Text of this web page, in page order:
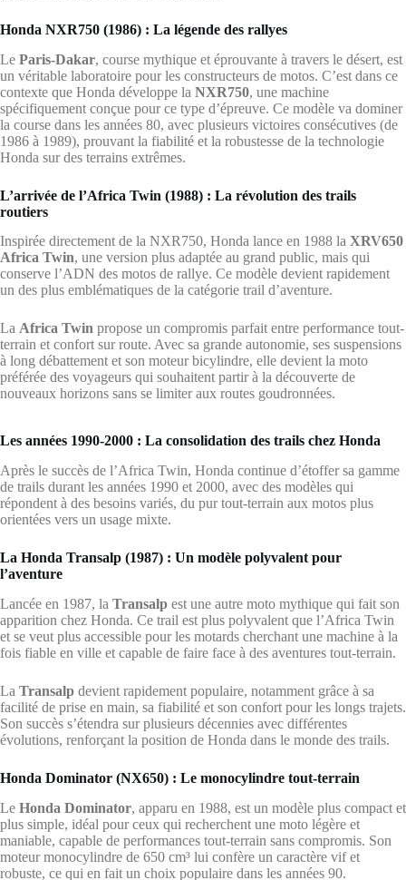
Honda NXR750 (1986) : La légende des rallyes
Le Paris-Dakar, course mythique et éprouvante à travers le désert, est
un véritable laboratoire pour les constructeurs de motos. C’est dans ce
contexte que Honda développe la NXR750, une machine
spécifiquement conçue pour ce type d’épreuve. Ce modèle va dominer
la course dans les années 80, avec plusieurs victoires consécutives (de
1986 à 1989), prouvant la fiabilité et la robustesse de la technologie
Honda sur des terrains extrêmes.
L’arrivée de l’Africa Twin (1988) : La révolution des trails
routiers
Inspirée directement de la NXR750, Honda lance en 1988 la XRV650
Africa Twin, une version plus adaptée au grand public, mais qui
conserve l’ADN des motos de rallye. Ce modèle devient rapidement
un des plus emblématiques de la catégorie trail d’aventure.
La Africa Twin propose un compromis parfait entre performance tout-
terrain et confort sur route. Avec sa grande autonomie, ses suspensions
à long débattement et son moteur bicylindre, elle devient la moto
préférée des voyageurs qui souhaitent partir à la découverte de
nouveaux horizons sans se limiter aux routes goudronnées.
Les années 1990-2000 : La consolidation des trails chez Honda
Après le succès de l’Africa Twin, Honda continue d’étoffer sa gamme
de trails durant les années 1990 et 2000, avec des modèles qui
répondent à des besoins variés, du pur tout-terrain aux motos plus
orientées vers un usage mixte.
La Honda Transalp (1987) : Un modèle polyvalent pour
l’aventure
Lancée en 1987, la Transalp est une autre moto mythique qui fait son
apparition chez Honda. Ce trail est plus polyvalent que l’Africa Twin
et se veut plus accessible pour les motards cherchant une machine à la
fois fiable en ville et capable de faire face à des aventures tout-terrain.
La Transalp devient rapidement populaire, notamment grâce à sa
facilité de prise en main, sa fiabilité et son confort pour les longs trajets.
Son succès s’étendra sur plusieurs décennies avec différentes
évolutions, renforçant la position de Honda dans le monde des trails.
Honda Dominator (NX650) : Le monocylindre tout-terrain
Le Honda Dominator, apparu en 1988, est un modèle plus compact et
plus simple, idéal pour ceux qui recherchent une moto légère et
maniable, capable de performances tout-terrain sans compromis. Son
moteur monocylindre de 650 cm³ lui confère un caractère vif et
robuste, ce qui en fait un choix populaire dans les années 90.